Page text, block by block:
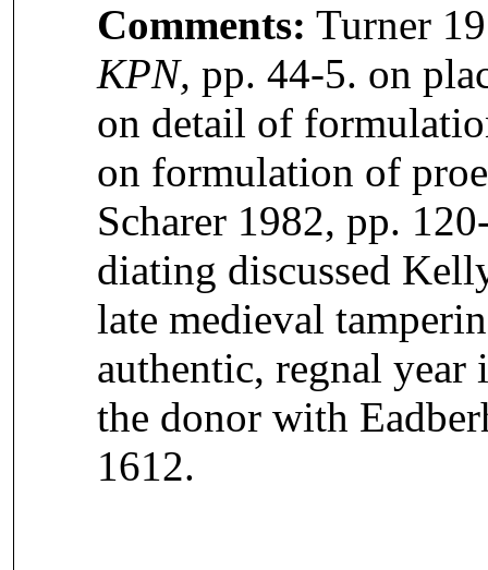
Comments: Turner
KPN, pp. 44-5. on
on detail of
on formulation of
Scharer 1982, pp.
diating discussed
late medieval
authentic, regnal
the donor with
1612.